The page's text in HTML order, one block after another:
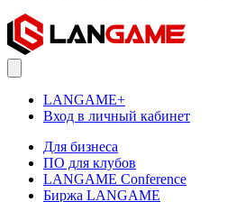
LANGAME+
Вход в личный кабинет
Для бизнеса
ПО для клубов
LANGAME Conference
Биржа LANGAME